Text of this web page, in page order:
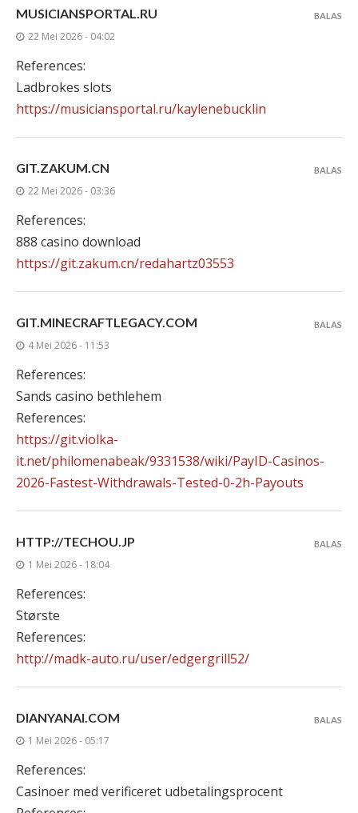
MUSICIANSPORTAL.RU
22 Mei 2026 - 04:02
References:
Ladbrokes slots
https://musiciansportal.ru/kaylenebucklin
BALAS
GIT.ZAKUM.CN
22 Mei 2026 - 03:36
References:
888 casino download
https://git.zakum.cn/redahartz03553
BALAS
GIT.MINECRAFTLEGACY.COM
4 Mei 2026 - 11:53
References:
Sands casino bethlehem
References:
https://git.violka-
it.net/philomenabeak/9331538/wiki/PayID-Casinos-
2026-Fastest-Withdrawals-Tested-0-2h-Payouts
BALAS
HTTP://TECHOU.JP
1 Mei 2026 - 18:04
References:
Største
References:
http://madk-auto.ru/user/edgergrill52/
BALAS
DIANYANAI.COM
1 Mei 2026 - 05:17
References:
Casinoer med verificeret udbetalingsprocent
BALAS